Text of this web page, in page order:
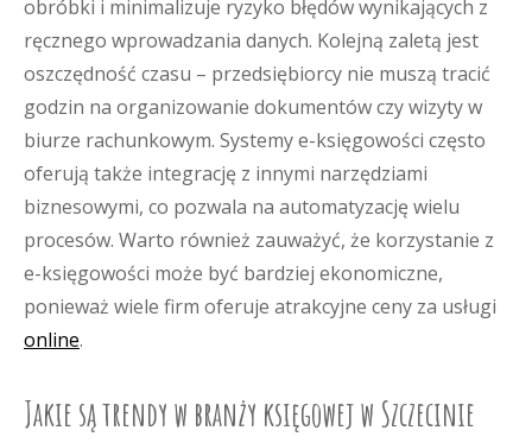
obróbki i minimalizuje ryzyko błędów wynikających z
ręcznego wprowadzania danych. Kolejną zaletą jest
oszczędność czasu – przedsiębiorcy nie muszą tracić
godzin na organizowanie dokumentów czy wizyty w
biurze rachunkowym. Systemy e-księgowości często
oferują także integrację z innymi narzędziami
biznesowymi, co pozwala na automatyzację wielu
procesów. Warto również zauważyć, że korzystanie z
e-księgowości może być bardziej ekonomiczne,
ponieważ wiele firm oferuje atrakcyjne ceny za usługi
online.
Jakie są trendy w branży księgowej w Szczecinie